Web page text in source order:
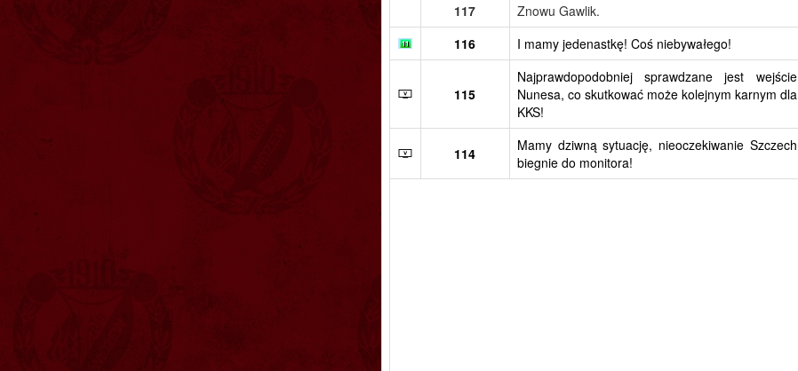
117
Znowu Gawlik.
116
I mamy jedenastkę! Coś niebywałego!
115
Najprawdopodobniej sprawdzane jest wejście
Nunesa, co skutkować może kolejnym karnym dla
KKS!
114
Mamy dziwną sytuację, nieoczekiwanie Szczech
biegnie do monitora!